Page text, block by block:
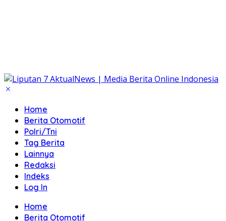
Home
Berita Otomotif
Polri/Tni
Tag Berita
Lainnya
Redaksi
Indeks
Log In
Home
Berita Otomotif